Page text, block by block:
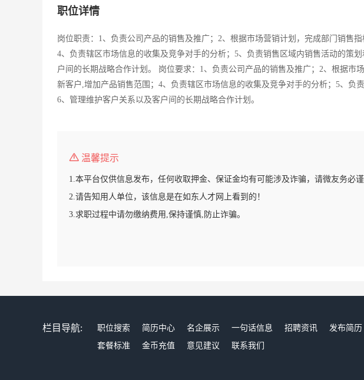
职位详情
岗位职责：1、负责公司产品的销售及推广；2、根据市场营销计划，完成部门销售
4、负责辖区市场信息的收集及竞争对手的分析；5、负责销售区域内销售活动的策
户间的长期战略合作计划。 岗位要求：1、负责公司产品的销售及推广；2、根据市
新客户,增加产品销售范围；4、负责辖区市场信息的收集及竞争对手的分析；5、负
6、管理维护客户关系以及客户间的长期战略合作计划。
温馨提示
1.本平台仅供信息发布，任何收取押金、保证金均有可能涉及诈骗，请微友务必谨
2.请告知用人单位，该信息是在如东人才网上看到的！
3.求职过程中请勿缴纳费用,保持谨慎,防止诈骗。
栏目导航: 职位搜索 简历中心 名企展示 一句话信息 招聘资讯 发布简历
套餐标准
金币充值 意见建议 联系我们